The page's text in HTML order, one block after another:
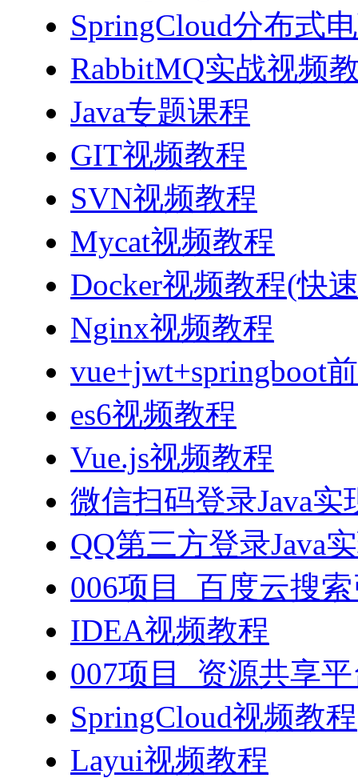
SpringCloud分布式
RabbitMQ实战视频
Java专题课程
GIT视频教程
SVN视频教程
Mycat视频教程
Docker视频教程(快
Nginx视频教程
vue+jwt+springboot
es6视频教程
Vue.js视频教程
微信扫码登录Java实
QQ第三方登录Java
006项目_百度云搜
IDEA视频教程
007项目_资源共享
SpringCloud视频教程
Layui视频教程